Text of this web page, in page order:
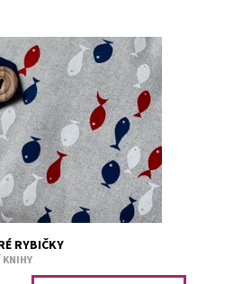
knihy. Bezpečné přenášení
Například tituly: Divotvůrce,
3
RYBIČKY